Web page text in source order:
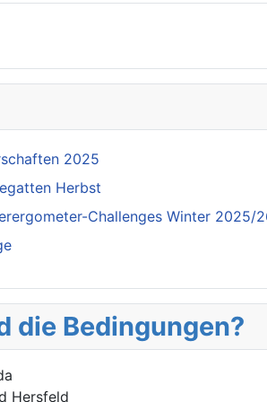
2025
Herbst
Challenges Winter 2025/
die Bedingungen?
Hersfeld